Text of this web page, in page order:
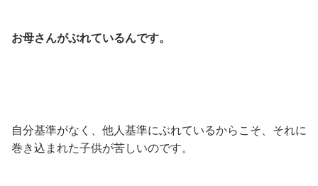
お母さんがぶれているんです。
自分基準がなく、他人基準にぶれているからこそ、それに
巻き込まれた子供が苦しいのです。